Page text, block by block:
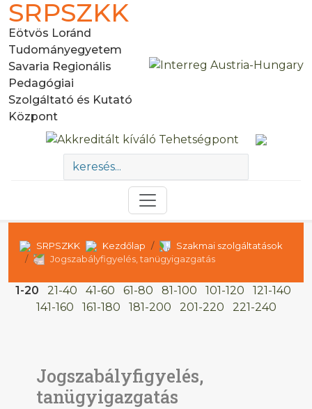
SRPSZKK
Eötvös Loránd
Tudományegyetem
Savaria Regionális
Pedagógiai
Szolgáltató és Kutató
Központ
SRPSZKK Kezdőlap
Szakmai szolgáltatások
Jogszabályfigyelés, tanügyigazgatás
Jogszabályfigyelés,
tanügyigazgatás
1-20 21-40 41-60 61-80 81-100 101-120
121-140
141-160
161-180 181-200 201-220 221-240